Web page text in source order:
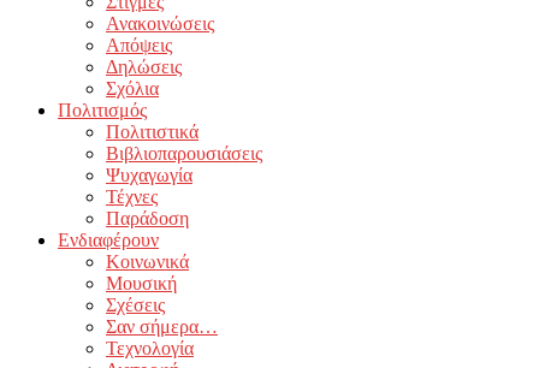
Ανακοινώσεις
Απόψεις
Δηλώσεις
Σχόλια
Πολιτισμός
Πολιτιστικά
Βιβλιοπαρουσιάσεις
Ψυχαγωγία
Τέχνες
Παράδοση
Ενδιαφέρουν
Κοινωνικά
Μουσική
Σχέσεις
Σαν σήμερα…
Τεχνολογία